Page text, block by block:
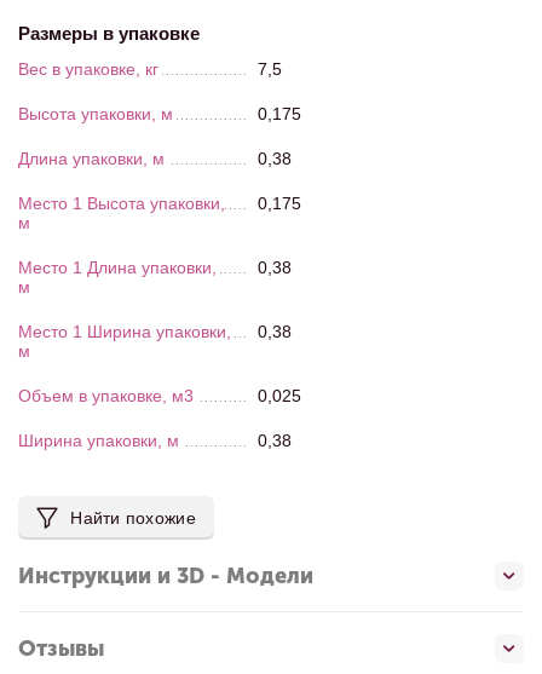
Размеры в упаковке
Вес в упаковке, кг 7,5
Высота упаковки, м 0,175
Длина упаковки, м 0,38
Место 1 Высота упаковки,
м
0,175
Место 1 Длина упаковки,
м
0,38
Место 1 Ширина упаковки,
м
0,38
Объем в упаковке, м3 0,025
Ширина упаковки, м 0,38
Найти похожие
Инструкции и 3D - Модели
Отзывы